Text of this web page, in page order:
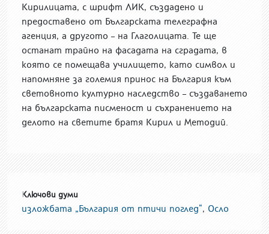
Кирилицата, с шрифт ЛИК, създадено и
предоставено от Българската телеграфна
агенция, а другото – на Глаголицата. Те ще
останат трайно на фасадата на сградата, в
която се помещава училището, като символ и
напомняне за големия принос на България към
световното културно наследство – създаването
на българската писменост и съхранението на
делото на светите братя Кирил и Методий.
Ключови думи
изложбата „България от птичи поглед“, Осло